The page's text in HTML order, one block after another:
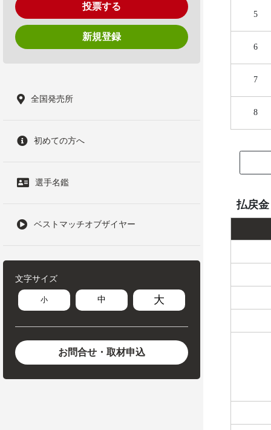
投票する
新規登録
全国発売所
初めての方へ
選手名鑑
ベストマッチオブザイヤー
文字サイズ
小 中 大
お問合せ・取材申込
5
6
7
8
払戻金